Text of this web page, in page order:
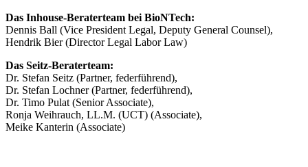
Das Inhouse-Beraterteam bei BioNTech:
Dennis Ball (Vice President Legal, Deputy General Counsel),
Hendrik Bier (Director Legal Labor Law)
Das Seitz-Beraterteam:
Dr. Stefan Seitz (Partner, federführend),
Dr. Stefan Lochner (Partner, federführend),
Dr. Timo Pulat (Senior Associate),
Ronja Weihrauch, LL.M. (UCT) (Associate),
Meike Kanterin (Associate)